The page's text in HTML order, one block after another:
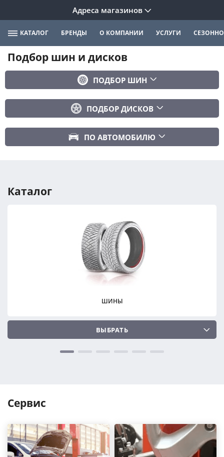
Адреса магазинов
КАТАЛОГ БРЕНДЫ О КОМПАНИИ УСЛУГИ
Подбор шин и дисков
ПОДБОР ШИН
Сбросить
ПОДБОР ДИСКОВ
ПОДОБРАТЬ
Сбросить
ПО АВТОМОБИЛЮ
Год авто
ПОДОБРАТЬ
Сбросить
Каталог
ШИНЫ
ВЫБРАТЬ
Сервис